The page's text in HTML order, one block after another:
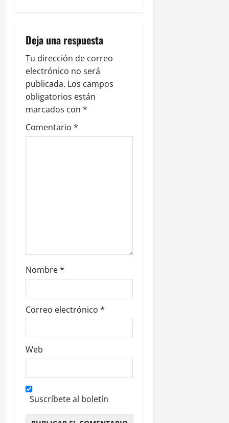
ó
n
d
e
e
a
s
Deja una respuesta
Tu dirección de correo
electrónico no será
publicada. Los campos
obligatorios están
marcados con *
Comentario *
Nombre*
Correo electrónico *
Web
Suscríbete al boletín